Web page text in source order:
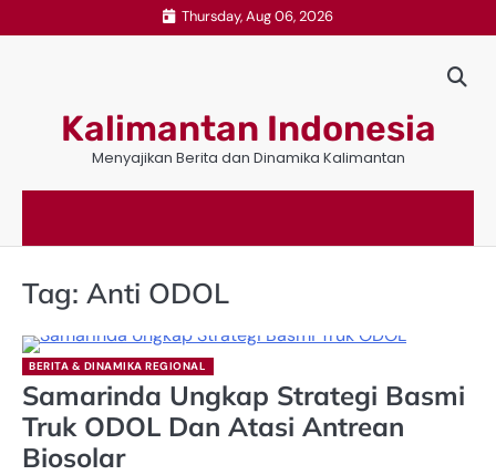
to
Thursday, Aug 06, 2026
Kalimantan Indonesia
Menyajikan Berita dan Dinamika Kalimantan
Tag: Anti ODOL
BERITA & DINAMIKA REGIONAL
Samarinda Ungkap Strategi Basmi
Truk ODOL Dan Atasi Antrean
Biosolar